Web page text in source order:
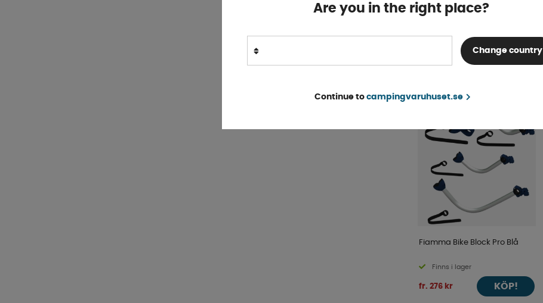
Finns i lager
Fiamma Bike Block Pro Blå
Finns i lager
fr. 276 kr KÖP!
Are you in the right place?
Change country
Continue to campingvaruhuset.se